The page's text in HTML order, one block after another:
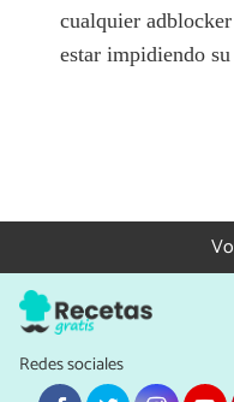
cualquier
estar impidiendo su
Redes sociales